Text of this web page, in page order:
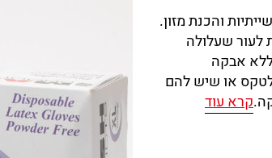
והכנת מזון.
לעור שעלולה
ללא אבקה
או שיש להם
קרא עוד